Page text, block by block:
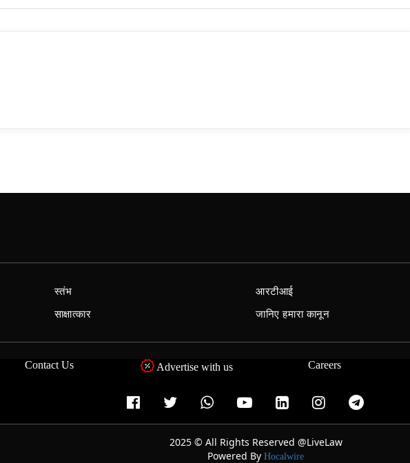
स्तंभ
साक्षात्कार
आरटीआई
जानिए हमारा कानून
Contact Us Advertise with us Careers
2025 © All Rights Reserved @LiveLaw
Powered By Hocalwire